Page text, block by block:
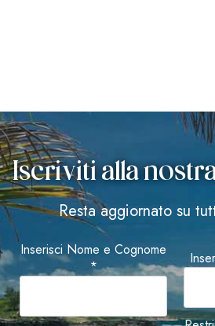
Iscriviti alla
Resta aggiornato su
Inserisci Nome e Cognome
*